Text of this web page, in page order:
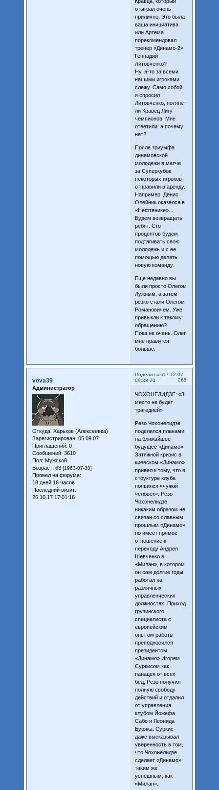
отыграл очень
прилично. Это была
ваша инициатива
или Артема
порекомендовал
тренер «Динамо-2»
Геннадий
Литовченко?
Ну, я-то за всеми
нашими игроками
слежу. Само собой,
я спросил
Литовченко, потянет
ли Кравец Лигу
чемпионов. Мне
ответили: а почему
нет?
После триумфа
динамовской
молодежи в матче
за Суперкубок
некоторых игроков
отправили в аренду.
Например, Денис
Олейник оказался в
«Нефтянике»...
Будем возвращать
ребят. Сто
процентов будем
подтягивать свою
молодежь и с ее
помощью делать
новую команду.
Еще недавно вы
были просто Олегом
Лужным, а затем
резко стали Олегом
Романовичем. Уже
привыкли к такому
обращению?
Пока не очень. Олег
мне нравится
больше.
Поделиться
265
17.12.07
09:33:20
vova39
Администратор
Откуда: Харьков (Алексеевка)
Зарегистрирован: 05.09.07
Приглашений: 0
Сообщений: 3610
Пол: Мужской
Возраст: 63 [1963-07-30]
Провел на форуме:
18 дней 16 часов
Последний визит:
26.10.17 17:01:16
ЧОХОНЕЛИДЗЕ: «3
место не будет
трагедией»
Резо Чохонелидзе
поделился планами
на ближайшее
будущее «Динамо»
Затяжной кризис в
киевском «Динамо»
привел к тому, что в
структуре клуба
появился «чужой
человек». Резо
Чохонелидзе
никаким образом не
связан со славным
прошлым «Динамо»,
но имеет прямое
отношение к
переходу Андрея
Шевченко в
«Милан», в котором
он сам долгие годы
работал на
различных
управленческих
должностях. Приход
грузинского
специалиста с
европейским
опытом работы
преподносился
президентом
«Динамо» Игорем
Суркисом как
панацея от всех
бед, Резо получил
полную свободу
действий и отдалил
от управления
клубом Йожефа
Сабо и Леонида
Буряка. Суркис
даже высказывал
уверенность в том,
что Чохонелидзе
сделает «Динамо»
таким же
успешным, как
«Милан».